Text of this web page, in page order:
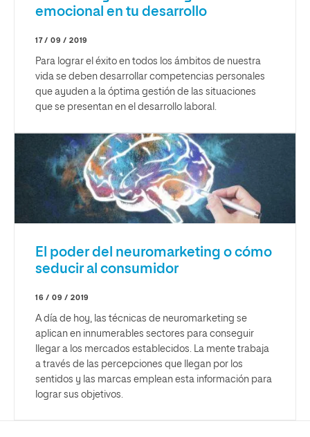
emocional en tu desarrollo
17 / 09 / 2019
Para lograr el éxito en todos los ámbitos de nuestra
vida se deben desarrollar competencias personales
que ayuden a la óptima gestión de las situaciones
que se presentan en el desarrollo laboral.
El poder del neuromarketing o cómo
seducir al consumidor
16 / 09 / 2019
A día de hoy, las técnicas de neuromarketing se
aplican en innumerables sectores para conseguir
llegar a los mercados establecidos. La mente trabaja
a través de las percepciones que llegan por los
sentidos y las marcas emplean esta información para
lograr sus objetivos.